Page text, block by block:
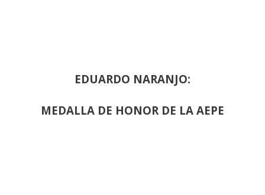
EDUARDO NARANJO:
MEDALLA DE HONOR DE LA AEPE